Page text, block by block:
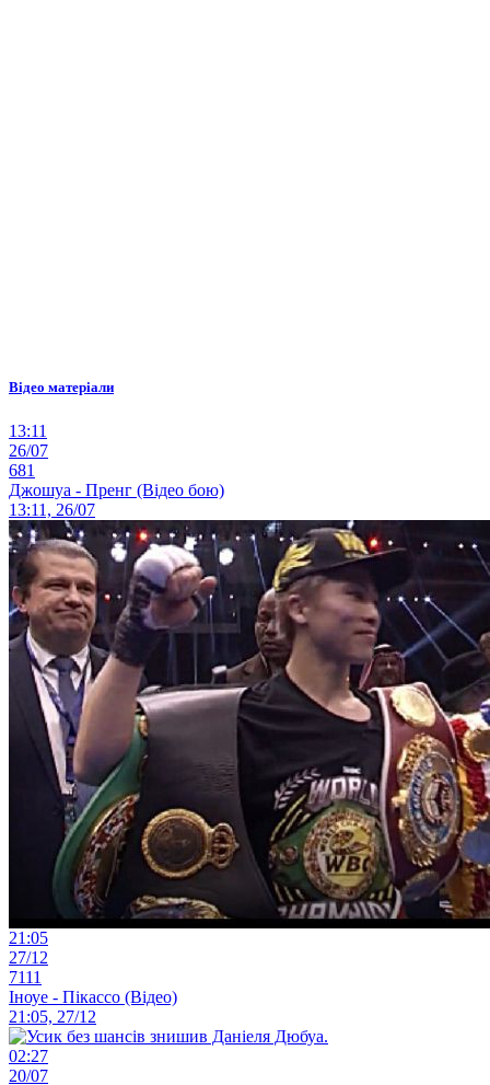
Відео матеріали
13:11
26/07
681
Джошуа - Пренг (Відео бою)
13:11, 26/07
21:05
27/12
7111
Іноуе - Пікассо (Відео)
21:05, 27/12
02:27
20/07